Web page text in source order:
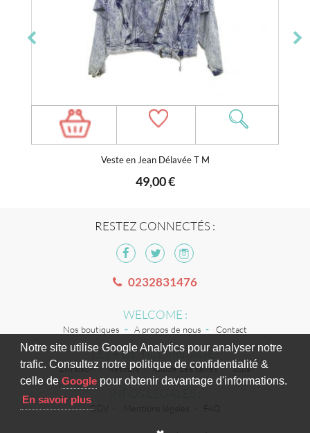
Notre site utilise Google Analytics pour analyser notre
trafic. Consultez notre politique de confidentialité &
celle de Googlepour obtenir davantage d'informations.
En savoir plus
Veste en Jean Délavée T M
49,00 €
RESTEZ CONNECTÉS :
0232831476
WELCOME :
Nos boutiques A propos de nous Contact
LES + DE TILT VINTAGE :
Livraison Retours Guide des tailles Jobs
CGV